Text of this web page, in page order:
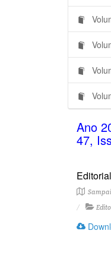
Ano
47,
Editorial